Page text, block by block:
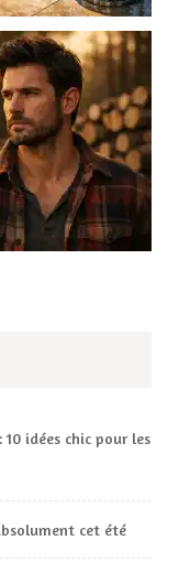
10 idées chic pour les
cet été